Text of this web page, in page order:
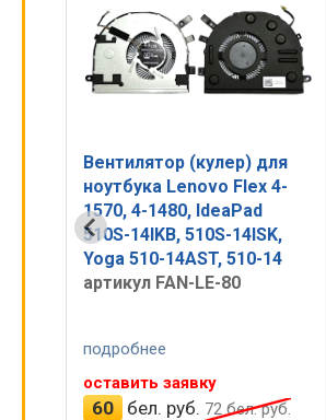
Вентилятор (кулер) для
ноутбука Lenovo Flex 4-
1570, 4-1480, IdeaPad
510S-14IKB, 510S-14ISK,
Yoga 510-14AST, 510-14
артикул FAN-LE-80
подробнее
оставить заявку
60 бел. руб. 72бел. руб.